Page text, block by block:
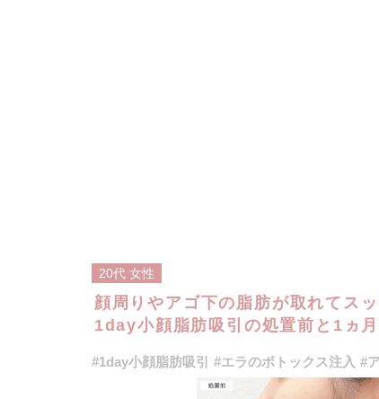
20代 女性
顔周りやアゴ下の脂肪が取れてス
1day小顔脂肪吸引の処置前と1ヵ
#1day小顔脂肪吸引 #エラのボトックス注入 #